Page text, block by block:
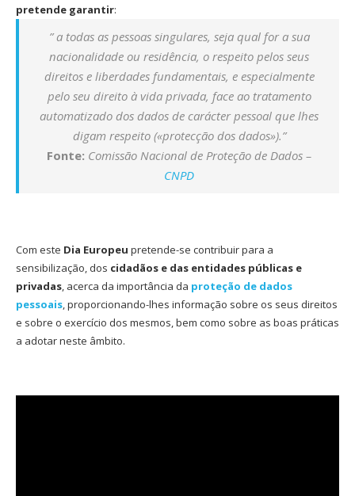
pretende garantir:
” a todas as pessoas singulares, seja qual for a sua
nacionalidade ou residência, o respeito pelos seus
direitos e liberdades fundamentais, e especialmente
pelo seu direito à vida privada, face ao tratamento
automatizado dos dados de carácter pessoal que lhes
digam respeito («protecção dos dados»).”
Fonte: Comissão Nacional de Proteção de Dados –
CNPD
Com este Dia Europeu pretende-se contribuir para a
sensibilização, dos cidadãos e das entidades públicas e
privadas, acerca da importância da proteção de dados
pessoais, proporcionando-lhes informação sobre os seus direitos
e sobre o exercício dos mesmos, bem como sobre as boas práticas
a adotar neste âmbito.